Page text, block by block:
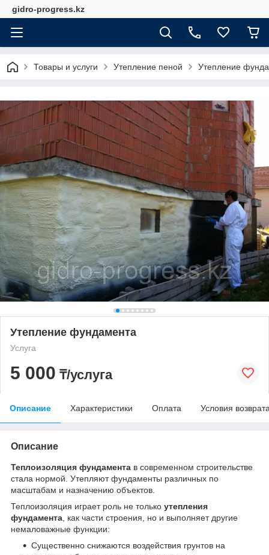
gidro-progress.kz
Товары и услуги Утепление пеной Утепление
Утепление фундамента
Услуга
5 000 ₸/услуга
Описание Характеристики Оплата Условия
Описание
Теплоизоляция фундамента в современном строительстве
стала нормой. Утепляют фундаменты различных по
масштабам и назначению объектов.
Теплоизоляция играет роль не только утепления
фундамента , как части строения, но и выполняет другие
немаловажные функции:
Существенно снижаются воздействия грунтов на